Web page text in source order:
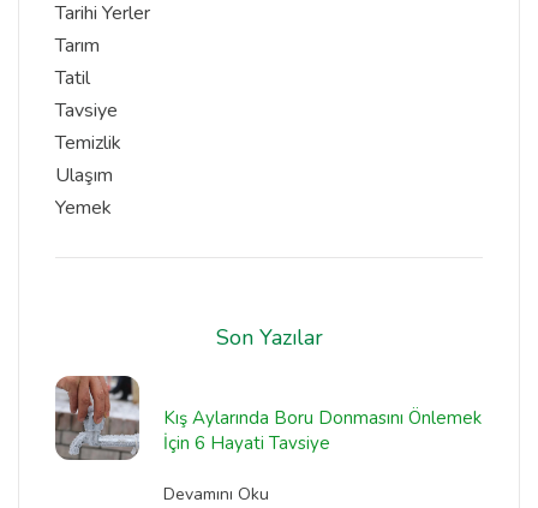
Tarihi Yerler
Tarım
Tatil
Tavsiye
Temizlik
Ulaşım
Yemek
Son Yazılar
Kış Aylarında Boru Donmasını Önlemek
İçin 6 Hayati Tavsiye
Devamını Oku